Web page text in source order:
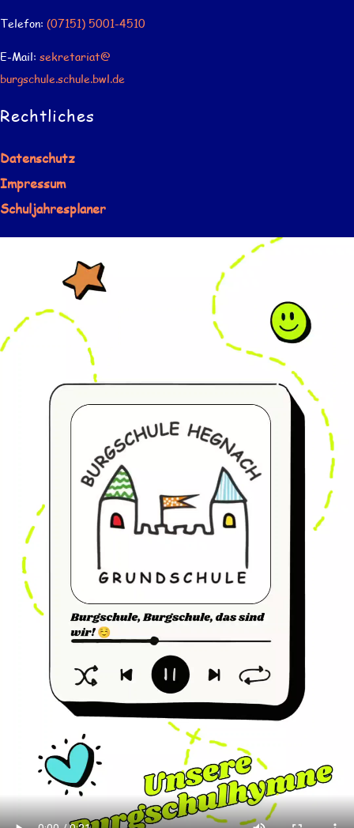
Telefon: (07151) 5001-4510
E-Mail: sekretariat@
burgschule.schule.bwl.de
Rechtliches
Datenschutz
Impressum
Schuljahresplaner